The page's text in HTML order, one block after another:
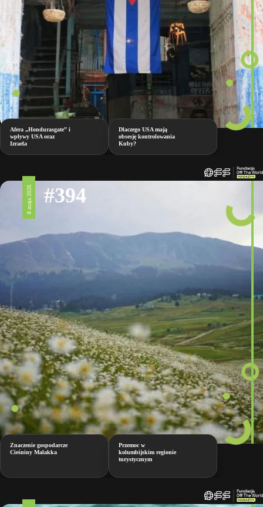
Afera „Hondurasgate” i
wpływy USA oraz
Izraela
Dlaczego USA mają
obsesję kontrolowania
Kuby?
8 maja 2026 #394
Znaczenie gospodarcze
Cieśniny Malakka
Przemoc w
kolumbijskim regionie
turystycznym